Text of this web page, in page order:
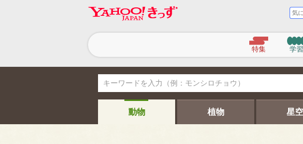
気
に
る
こ
と
調
よ
う
ン
特集 学習
動物 植物 星空